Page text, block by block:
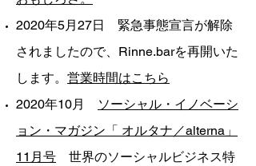
2020年5月27日 緊急事態宣言が解除
されましたので、Rinne.barを再開いた
します。 営業時間はこちら
2020年10月
ソーシャル・イノベーシ
ョン・マガジン「 オルタナ／alterna」
11月号 世界のソーシャルビジネス特